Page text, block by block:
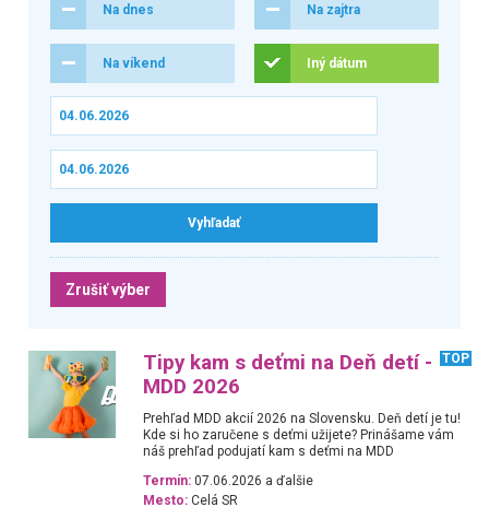
Na dnes Na zajtra
Na víkend Iný dátum
Zrušiť výber
Tipy kam s deťmi na Deň detí -
MDD 2026
TOP
Prehľad MDD akcií 2026 na Slovensku. Deň detí je tu!
Kde si ho zaručene s deťmi užijete? Prinášame vám
náš prehľad podujatí kam s deťmi na MDD
Termín: 07.06.2026 a ďalšie
Mesto: Celá SR